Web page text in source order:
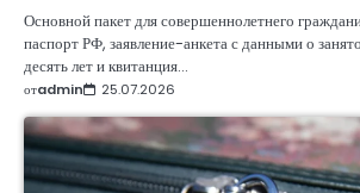
Основной пакет для совершеннолетнего
паспорт РФ, заявление-анкета с данными о
десять лет и квитанция…
отadmin 25.07.2026